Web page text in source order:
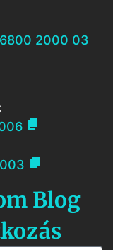
2000 03


Blog